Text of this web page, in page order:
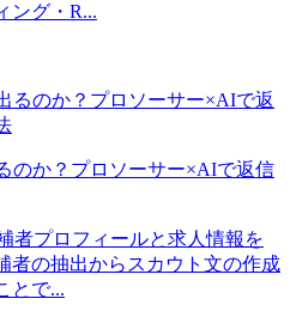
ング・R...
のか？プロソーサー×AIで返信
者プロフィールと求人情報を
者の抽出からスカウト文の作成
とで...